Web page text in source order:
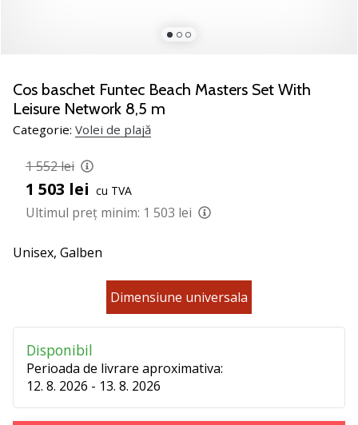
de
Crăciun
pentru
de
volei
Lăsați-
să
alegi
cadoul
perfect!
Găsesti
pantofi,
…
Cos baschet Funtec Beach Masters Set With
Leisure Network 8,5 m
Categorie: Volei de plajă
1 552 lei
1 503 lei cu TVA
Ultimul preț minim: 1 503 lei
Unisex, Galben
Dimensiune universala
Disponibil
Perioada de livrare aproximativa:
12. 8. 2026 - 13. 8. 2026